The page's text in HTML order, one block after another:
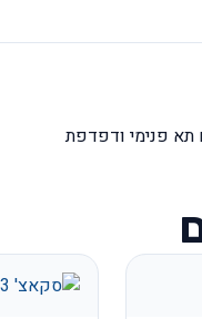
תא פנימי ודפדפת